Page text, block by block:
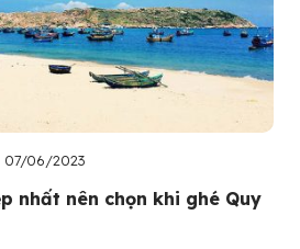
07/06/2023
nhất nên chọn khi ghé Quy